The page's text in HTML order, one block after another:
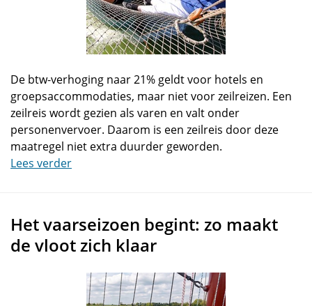
De btw-verhoging naar 21% geldt voor hotels en
groepsaccommodaties, maar niet voor zeilreizen. Een
zeilreis wordt gezien als varen en valt onder
personenvervoer. Daarom is een zeilreis door deze
maatregel niet extra duurder geworden.
Lees verder
Het vaarseizoen begint: zo maakt
de vloot zich klaar